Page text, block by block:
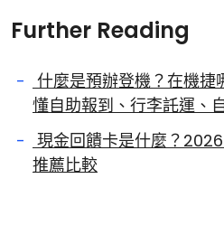
Further Reading
什麼是預辦登機？在機捷
懂自助報到、行李託運、
現金回饋卡是什麼？
推薦比較